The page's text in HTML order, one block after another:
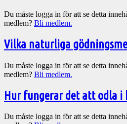
Du måste logga in för att se detta
medlem? Bli medlem.
Vilka naturliga
Du måste logga in för att se detta
medlem? Bli medlem.
Hur fungerar det att odla i
Du måste logga in för att se detta